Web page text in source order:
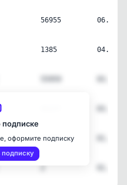
56955
1385
43360
2
оформите подписку